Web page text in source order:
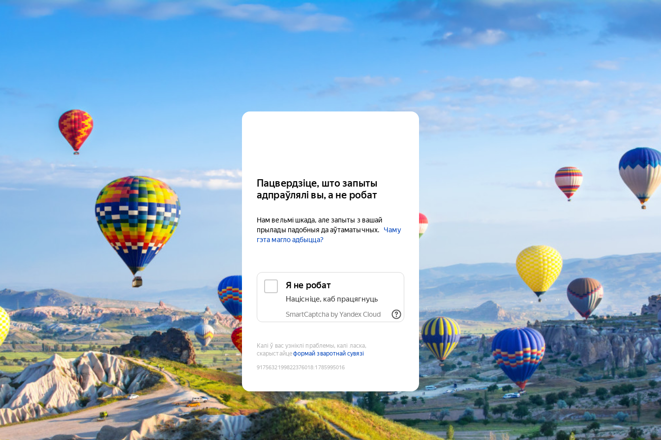
Пацвердзіце, што запыты
адпраўлялі вы, а не робат
Нам вельмі шкада, але запыты з вашай
прылады падобныя да аўтаматычных.
Чаму
гэта магло адбыцца?
Я не робат
Націсніце, каб працягнуць
SmartCaptcha by Yandex Cloud
Калі ў вас узніклі праблемы, калі ласка,
скарыстайцеформай зваротнай сувязі
9175632199822376018:1785995016